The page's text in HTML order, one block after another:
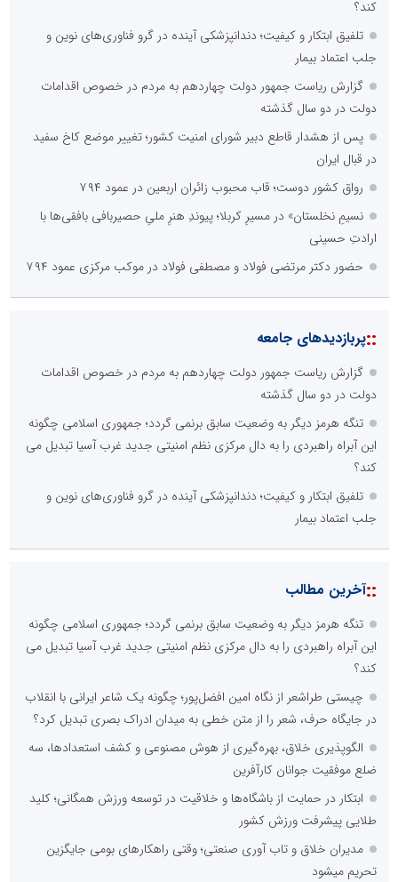
کند؟
تلفیق ابتکار و کیفیت؛ دندانپزشکی آینده در گرو فناوری‌های نوین و
جلب اعتماد بیمار
گزارش ریاست جمهور دولت چهاردهم به مردم در خصوص اقدامات
دولت در دو سال گذشته
پس از هشدار قاطع دبیر شورای امنیت کشور؛ تغییر موضع کاخ سفید
در قبال ایران
رواق کشور دوست؛ قاب محبوب زائران اربعین در عمود ۷۹۴
نسیمِ نخلستان» در مسیرِ کربلا؛ پیوندِ هنرِ ملیِ حصیربافی بافقی‌ها با
ارادتِ حسینی
حضور دکتر مرتضی فولاد و مصطفی فولاد در موکب مرکزی عمود ۷۹۴
::پربازدیدهای جامعه
گزارش ریاست جمهور دولت چهاردهم به مردم در خصوص اقدامات
دولت در دو سال گذشته
تنگه هرمز دیگر به وضعیت سابق برنمی گردد؛ جمهوری اسلامی چگونه
این آبراه راهبردی را به دال مرکزی نظم امنیتی جدید غرب آسیا تبدیل می
کند؟
تلفیق ابتکار و کیفیت؛ دندانپزشکی آینده در گرو فناوری‌های نوین و
جلب اعتماد بیمار
::آخرین مطالب
تنگه هرمز دیگر به وضعیت سابق برنمی گردد؛ جمهوری اسلامی چگونه
این آبراه راهبردی را به دال مرکزی نظم امنیتی جدید غرب آسیا تبدیل می
کند؟
چیستی طراشعر از نگاه امین افضل‌پور؛ چگونه یک شاعر ایرانی با انقلاب
در جایگاه حرف، شعر را از متن خطی به میدان ادراک بصری تبدیل کرد؟
الگوپذیری خلاق، بهره‌گیری از هوش مصنوعی و کشف استعدادها، سه
ضلع موفقیت جوانان کارآفرین
ابتکار در حمایت از باشگاه‌ها و خلاقیت در توسعه ورزش همگانی؛ کلید
طلایی پیشرفت ورزش کشور
مدیران خلاق و تاب آوری صنعتی؛ وقتی راهکارهای بومی جایگزین
تحریم میشود